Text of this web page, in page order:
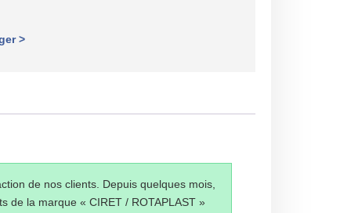
>
de nos clients. Depuis quelques mois,
de la marque « CIRET / ROTAPLAST »